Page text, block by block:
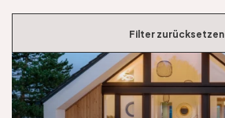
Filter zurücksetzen